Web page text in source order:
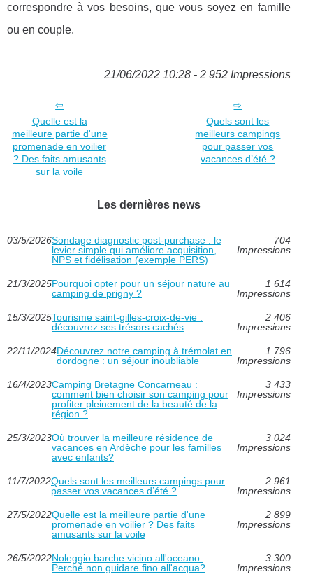
correspondre à vos besoins, que vous soyez en famille
ou en couple.
21/06/2022 10:28 - 2 952 Impressions
Quelle est la
meilleure partie d'une
promenade en voilier
? Des faits amusants
sur la voile
Quels sont les
meilleurs campings
pour passer vos
vacances d’été ?
Les dernières news
03/5/2026Sondage diagnostic post‑purchase : le
levier simple qui améliore acquisition,
NPS et fidélisation (exemple PERS)
704
Impressions
21/3/2025Pourquoi opter pour un séjour nature au
camping de prigny ?
1 614
Impressions
15/3/2025Tourisme saint-gilles-croix-de-vie :
découvrez ses trésors cachés
2 406
Impressions
22/11/2024Découvrez notre camping à trémolat en
dordogne : un séjour inoubliable
1 796
Impressions
16/4/2023Camping Bretagne Concarneau :
comment bien choisir son camping pour
profiter pleinement de la beauté de la
région ?
3 433
Impressions
25/3/2023Où trouver la meilleure résidence de
vacances en Ardèche pour les familles
avec enfants?
3 024
Impressions
11/7/2022Quels sont les meilleurs campings pour
passer vos vacances d’été ?
2 961
Impressions
27/5/2022Quelle est la meilleure partie d'une
promenade en voilier ? Des faits
amusants sur la voile
2 899
Impressions
26/5/2022Noleggio barche vicino all'oceano:
Perché non guidare fino all'acqua?
3 300
Impressions